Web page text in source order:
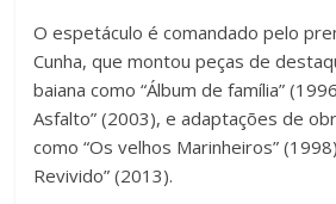
O espetáculo é comandado pelo
Cunha, que montou peças de
baiana como “Álbum de família”
Asfalto” (2003), e adaptações de
como “Os velhos Marinheiros”
Revivido” (2013).